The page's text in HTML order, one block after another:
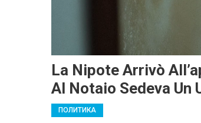
La Nipote Arrivò
Al Notaio Sedeva Un
ПОЛИТИКА